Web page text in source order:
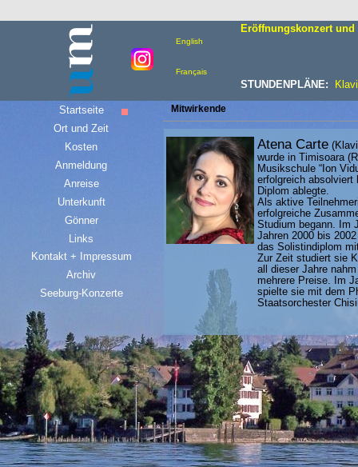
Eröffnungskonzert
STUNDENPLÄNE:
English
Français
Startseite
Ort und Zeit
Kosten
Anmeldung
Anreise
Unterkunft
Kontakt + Impressum
Gönner
Links
Archiv
Seeburg-Konzerte
Mitwirkende
Atena Carte
wurde in Timisoara
Musikschule “Ion
erfolgreich
Diplom ablegte.
Als aktive
erfolgreiche
Studium begann. Im
Jahren 2000 bis
das Solistindiplom
Zur Zeit studiert sie
all dieser Jahre
mehrere Preise. Im
spielte sie mit dem
Staatsorchester